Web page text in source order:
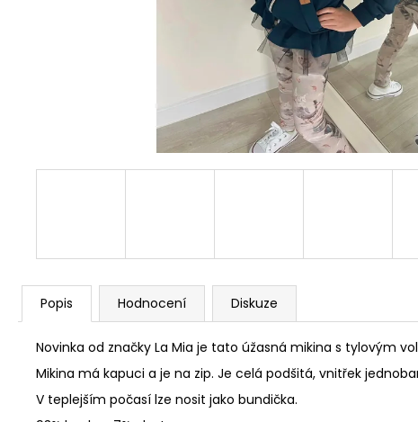
Popis Hodnocení Diskuze
Novinka od značky La Mia je tato úžasná mikina s tylovým
Mikina má kapuci a je na zip. Je celá podšitá, vnitřek
V teplejším počasí lze nosit jako bundička.
CONDOR HÁČKOVANÉ PODKOLENKY S